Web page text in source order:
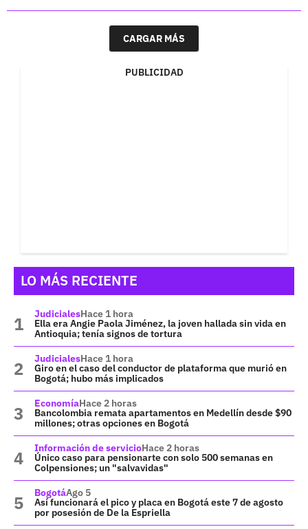
CARGAR MÁS
PUBLICIDAD
LO MÁS RECIENTE
JudicialesHace 1 hora
Ella era Angie Paola Jiménez, la joven hallada sin vida en
Antioquia; tenía signos de tortura
JudicialesHace 1 hora
Giro en el caso del conductor de plataforma que murió en
Bogotá; hubo más implicados
EconomíaHace 2 horas
Bancolombia remata apartamentos en Medellín desde $90
millones; otras opciones en Bogotá
Información de servicioHace 2 horas
Único caso para pensionarte con solo 500 semanas en
Colpensiones; un "salvavidas"
BogotáAgo 5
Así funcionará el pico y placa en Bogotá este 7 de agosto
por posesión de De la Espriella